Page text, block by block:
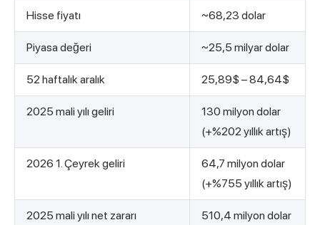
Hisse fiyatı ~68,23 dolar
Piyasa değeri ~25,5 milyar dolar
52 haftalık aralık 25,89$ – 84,64$
2025 mali yılı geliri
130 milyon dolar
(+%202 yıllık artış)
2026 1. Çeyrek geliri
64,7 milyon dolar
(+%755 yıllık artış)
2025 mali yılı net zararı 510,4 milyon dolar